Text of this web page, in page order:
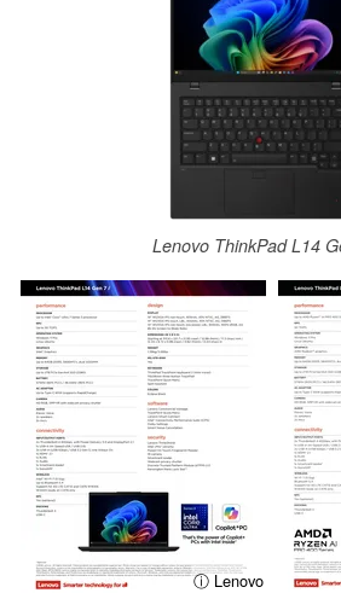
Lenovo ThinkPad L14
ⓘ Lenovo